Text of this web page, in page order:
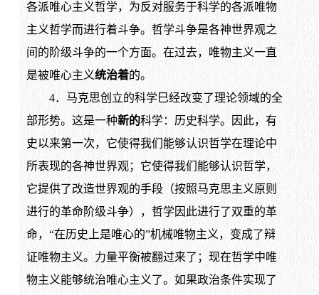
各派唯心主义哲学，为反对服务于科学的各派唯物
主义哲学而进行着斗争。哲学斗争是各神世界观之
间的阶级斗争的一个方面。在过去，唯物主义一直
是被唯心主义统治着的。
4．马克思创立的科学巳经改变了理论领域的全
部形势。这是一种新的科学：历史科学。因此，有
史以来第一次，它使得我们能够认识哲学在理论中
所表现的各神世界观；它使得我们能够认识哲学，
它提供了改造世界观的手段（按照马克思主义原则
进行的革命阶级斗争），哲学因此进行了双重的革
命，“在历史上是唯心的”机械唯物主义，变成了辩
证唯物主义。力量平衡被翻过来了；现在哲学中唯
物主义能够统治唯心主义了。如果政治条件实现了